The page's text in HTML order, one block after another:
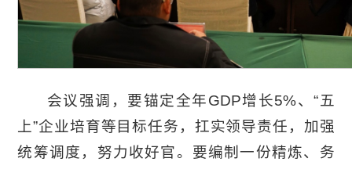
会议强调，要锚定全年GDP增长5%、“五
上”企业培育等目标任务，扛实领导责任，加强
统筹调度，努力收好官。要编制一份精炼、务